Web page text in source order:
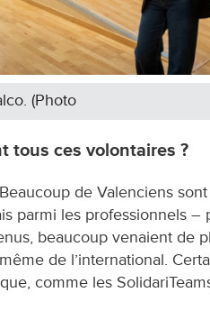
(Photo
tous ces volontaires ?
de Valenciens
parmi les professionnels –
beaucoup venaient de
de l’international.
comme les